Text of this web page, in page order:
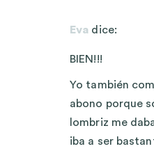
Eva dice:
BIEN!!!
Yo también
abono porque
lombriz me
iba a ser